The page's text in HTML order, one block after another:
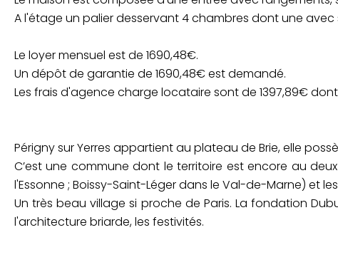
A l'étage un palier desservant 4 chambres dont une
Le loyer mensuel est de 1690,48€.
Un dépôt de garantie de 1690,48€ est demandé.
Les frais d'agence charge locataire sont de 1397,89€
Périgny sur Yerres appartient au plateau de Brie, elle
C’est une commune dont le territoire est encore au
l'Essonne ; Boissy-Saint-Léger dans le Val-de-Marne) et
Un très beau village si proche de Paris. La fondation
l'architecture briarde, les festivités.